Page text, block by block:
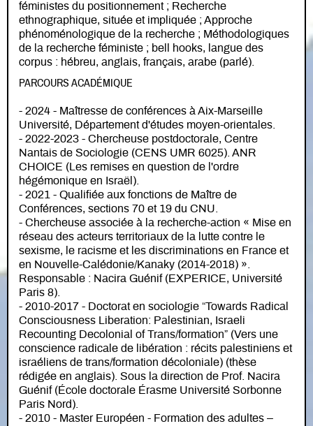
féministes du positionnement ; Recherche
ethnographique, située et impliquée ; Approche
phénoménologique de la recherche ; Méthodologiques
de la recherche féministe ; bell hooks, langue des
corpus : hébreu, anglais, français, arabe (parlé).
PARCOURS ACADÉMIQUE
- 2024 - Maîtresse de conférences à Aix-Marseille
Université, Département d'études moyen-orientales.
- 2022-2023 - Chercheuse postdoctorale, Centre
Nantais de Sociologie (CENS UMR 6025). ANR
CHOICE (Les remises en question de l'ordre
hégémonique en Israël).
- 2021 - Qualifiée aux fonctions de Maître de
Conférences, sections 70 et 19 du CNU.
- Chercheuse associée à la recherche-action « Mise en
réseau des acteurs territoriaux de la lutte contre le
sexisme, le racisme et les discriminations en France et
en Nouvelle-Calédonie/Kanaky (2014-2018) ».
Responsable : Nacira Guénif (EXPERICE, Université
Paris 8).
- 2010-2017 - Doctorat en sociologie “Towards Radical
Consciousness Liberation: Palestinian, Israeli
Recounting Decolonial of Trans/formation” (Vers une
conscience radicale de libération : récits palestiniens et
israéliens de trans/formation décoloniale) (thèse
rédigée en anglais). Sous la direction de Prof. Nacira
Guénif (École doctorale Érasme Université Sorbonne
Paris Nord).
- 2010 - Master Européen - Formation des adultes –